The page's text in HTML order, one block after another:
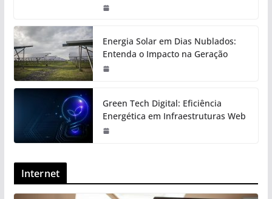
Energia Solar em Dias Nublados:
Entenda o Impacto na Geração
Green Tech Digital: Eficiência
Energética em Infraestruturas Web
Internet